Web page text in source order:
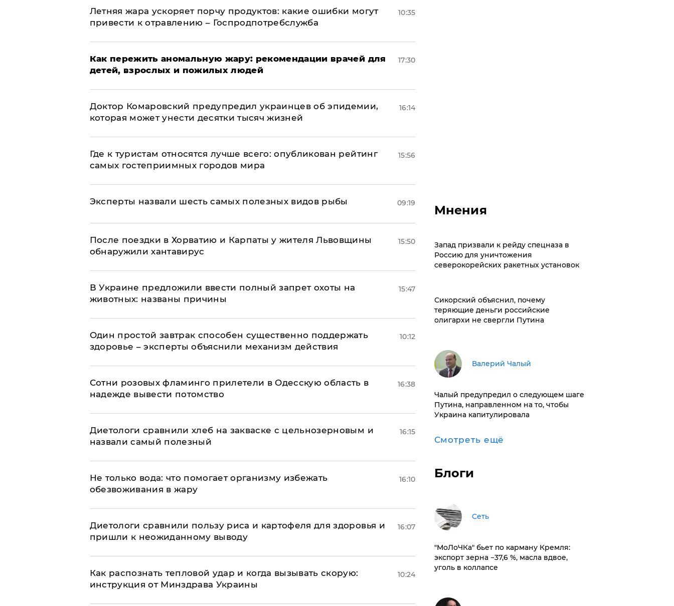
Летняя жара ускоряет порчу продуктов: какие ошибки могут
привести к отравлению – Госпродпотребслужба
10:35
Как пережить аномальную жару: рекомендации врачей для
детей, взрослых и пожилых людей
17:30
Доктор Комаровский предупредил украинцев об эпидемии,
которая может унести десятки тысяч жизней
16:14
Где к туристам относятся лучше всего: опубликован рейтинг
самых гостеприимных городов мира
15:56
Эксперты назвали шесть самых полезных видов рыбы 09:19
После поездки в Хорватию и Карпаты у жителя Львовщины
обнаружили хантавирус
15:50
В Украине предложили ввести полный запрет охоты на
животных: названы причины
15:47
Один простой завтрак способен существенно поддержать
здоровье – эксперты объяснили механизм действия
10:12
Сотни розовых фламинго прилетели в Одесскую область в
надежде вывести потомство
16:38
Диетологи сравнили хлеб на закваске с цельнозерновым и
назвали самый полезный
16:15
Не только вода: что помогает организму избежать
обезвоживания в жару
16:10
Диетологи сравнили пользу риса и картофеля для здоровья и
пришли к неожиданному выводу
16:07
Как распознать тепловой удар и когда вызывать скорую:
инструкция от Минздрава Украины
10:24
Мнения
Запад призвали к рейду спецназа в
Россию для уничтожения
северокорейских ракетных установок
Сикорский объяснил, почему
теряющие деньги российские
олигархи не свергли Путина
Валерий Чалый
Чалый предупредил о следующем шаге
Путина, направленном на то, чтобы
Украина капитулировала
Смотреть ещё
Блоги
Сеть
​"МоЛоЧКа" бьет по карману Кремля:
экспорт зерна −37,6 %, масла вдвое,
уголь в коллапсе